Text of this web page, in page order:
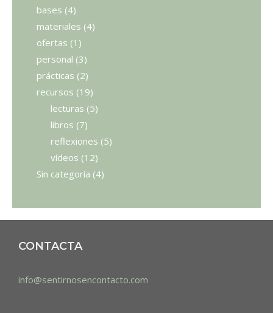
bases (4)
materiales (4)
ofertas (1)
personal (3)
prácticas (2)
recursos (19)
lecturas (5)
libros (7)
reflexiones (5)
vídeos (12)
Sin categoría (4)
CONTACTA
info@sentirnosencontacto.com